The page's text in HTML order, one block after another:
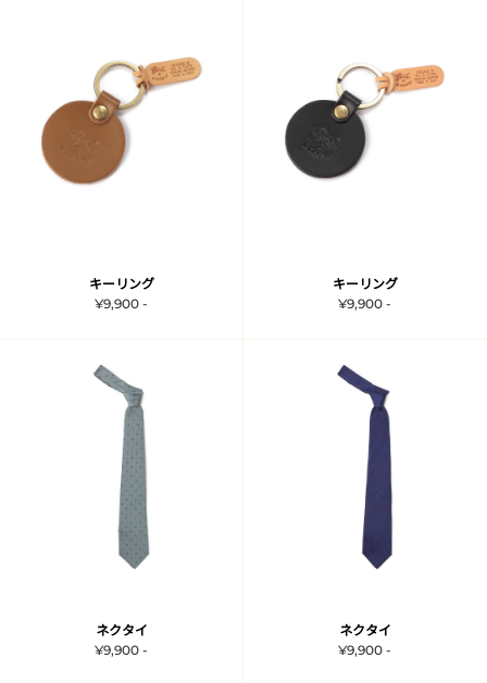
キーリング
¥9,900 -
キーリング
¥9,900 -
ネクタイ
¥9,900 -
ネクタイ
¥9,900 -